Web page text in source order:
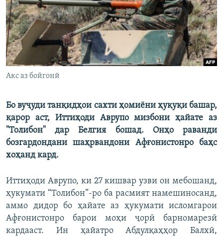
ГУЗОРИШҲОИ РАДИОӢ
Русский
ПАЙГИРӢ КУНЕД
Ҳамаи сомонаҳои RFE/RL
Акс аз бойгонӣ
Бо вуҷуди танқидҳои сахти ҳомиёни ҳуқуқи башар,
қарор аст, Иттиҳоди Аврупо мизбони ҳайате аз
"Толибон" дар Белгия бошад. Онҳо раванди
бозгардондани шаҳрвандони Афғонистонро баҳс
хоҳанд кард.
Иттиҳоди Аврупо, ки 27 кишвар узви он мебошанд,
ҳукумати “Толибон”-ро ба расмият намешиносанд,
аммо дидор бо ҳайате аз ҳукумати исломгарои
Афғонистонро барои моҳи ҷорӣ барномарезӣ
кардааст. Ин ҳайатро Абдулқаҳҳор Балхӣ,